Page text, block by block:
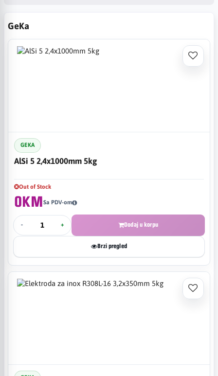
GeKa
GEKA
AlSi 5 2,4x1000mm 5kg
Out of Stock
0KMSa PDV-om
- + Dodaj u korpu
Brzi pregled